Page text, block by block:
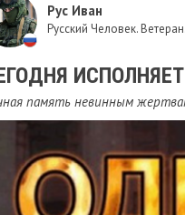
Рус Иван
Русский Человек. Ветеран.
память невинным жертвам,